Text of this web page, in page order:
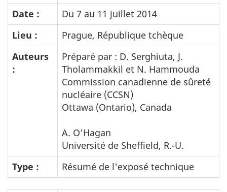
Date :
Du 7 au 11 juillet 2014
Lieu :
Prague, République tchèque
Auteurs
:
Préparé par : D. Serghiuta, J.
Tholammakkil et N. Hammouda
Commission canadienne de sûreté
nucléaire (CCSN)
Ottawa (Ontario), Canada
A. O'Hagan
Université de Sheffield, R.-U.
Type :
Résumé de l'exposé technique